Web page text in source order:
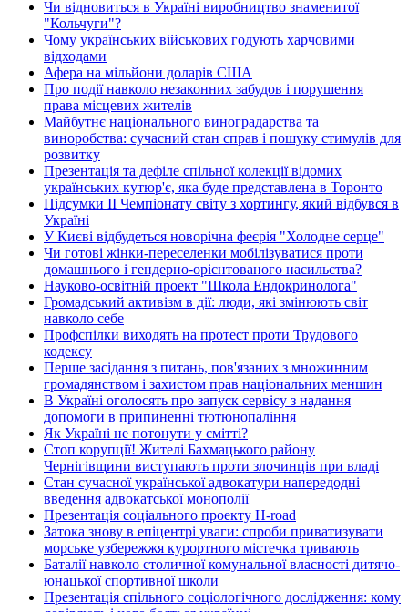
Чи відновиться в Україні виробництво знаменитої
"Кольчуги"?
Чому українських військових годують харчовими
відходами
Афера на мільйони доларів США
Про події навколо незаконних забудов і порушення
права місцевих жителів
Майбутнє національного виноградарства та
виноробства: сучасний стан справ і пошуку стимулів для
розвитку
Презентація та дефіле спільної колекції відомих
українських кутюр'є, яка буде представлена в Торонто
Підсумки ІІ Чемпіонату світу з хортингу, який відбувся в
Україні
У Києві відбудеться новорічна феєрія "Холодне серце"
Чи готові жінки-переселенки мобілізуватися проти
домашнього і гендерно-орієнтованого насильства?
Науково-освітній проект "Школа Ендокринолога"
Громадський активізм в дії: люди, які змінюють світ
навколо себе
Профспілки виходять на протест проти Трудового
кодексу
Перше засідання з питань, пов'язаних з множинним
громадянством і захистом прав національних меншин
В Україні оголосять про запуск сервісу з надання
допомоги в припиненні тютюнопаління
Як Україні не потонути у смітті?
Стоп корупції! Жителі Бахмацького району
Чернігівщини виступають проти злочинців при владі
Стан сучасної української адвокатури напередодні
введення адвокатської монополії
Презентація соціального проекту H-road
Затока знову в епіцентрі уваги: спроби приватизувати
морське узбережжя курортного містечка тривають
Баталії навколо столичної комунальної власності дитячо-
юнацької спортивної школи
Презентація спільного соціологічного дослідження: кому